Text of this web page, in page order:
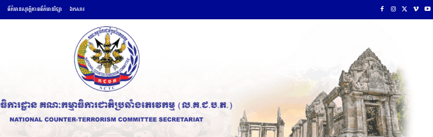
ព័ត៌មានសុវត្ថិភាពព័ត៌មានវិទ្យា ឯកសារ